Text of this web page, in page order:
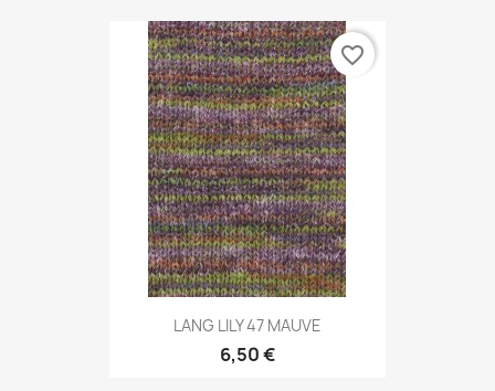
LANG LILY 47 MAUVE
6,50 €
favorite_border